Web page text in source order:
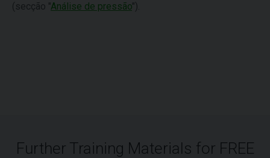
(secção "Análise de pressão").
Further Training Materials for FREE